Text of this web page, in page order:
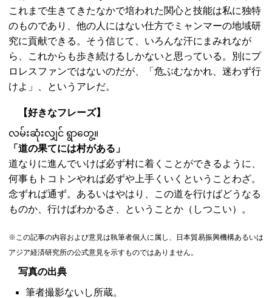
これまで生きてきたなかで培われた関心と技能は私に独特
のものであり、他の人にはない仕方でミャンマーの地域研
究に貢献できる。そう信じて、いろんな汗にまみれなが
ら、これからも歩き続けるしかないと思っている。別にプ
ロレスファンではないのだが、「危ぶむなかれ、迷わず行
けよ」、というアレだ。
【好きなフレーズ】
လမ်းဆုံးလျှင် ရွာတွေ့။
「道の果てには村がある」
道なりに進んでいけば必ず村に着くことができるように、
何事もトコトンやれば必ずや上手くいくということわざ。
念ずれば通ず。あるいはやはり、この道を行けばどうなる
ものか、行けばわかるさ、ということか（しつこい）。
※この記事の内容および意見は執筆者個人に属し、日本貿易振興機構あるいは
アジア経済研究所の公式意見を示すものではありません。
写真の出典
筆者撮影ないし所蔵。